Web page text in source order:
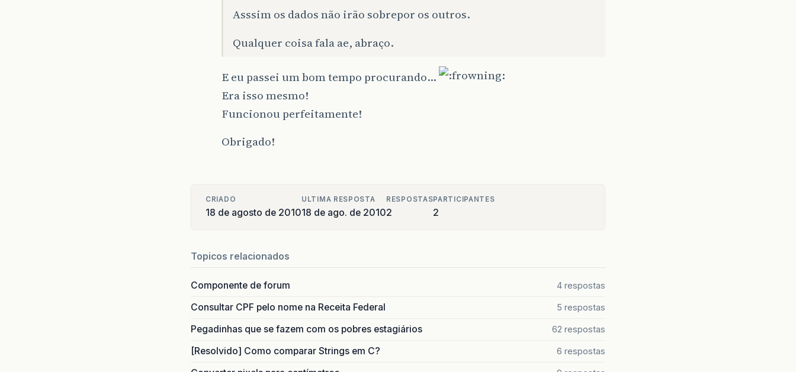
Asssim os dados não irão sobrepor os outros.
Qualquer coisa fala ae, abraço.
E eu passei um bom tempo procurando…
Era isso mesmo!
Funcionou perfeitamente!
Obrigado!
CRIADO
18 de agosto de 2010
ULTIMA RESPOSTA
18 de ago. de 2010
RESPOSTAS
2
PARTICIPANTES
2
Topicos relacionados
Componente de forum 4 respostas
Consultar CPF pelo nome na Receita Federal 5 respostas
Pegadinhas que se fazem com os pobres estagiários 62 respostas
[Resolvido] Como comparar Strings em C? 6 respostas